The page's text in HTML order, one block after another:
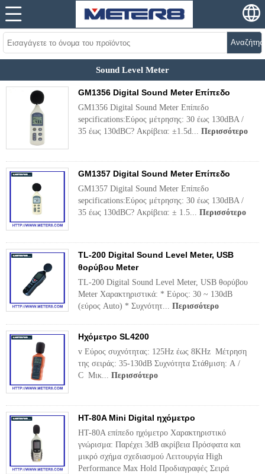
Sound Level Meter
GM1356 Digital Sound Meter Επίπεδο
GM1356 Digital Sound Meter Επίπεδο
sepcifications:Εύρος μέτρησης: 30 έως 130dBA /
35 έως 130dBC? Ακρίβεια: ±1.5d... Περισσότερο
GM1357 Digital Sound Meter Επίπεδο
GM1357 Digital Sound Meter Επίπεδο
sepcifications:Εύρος μέτρησης: 30 έως 130dBA /
35 έως 130dBC? Ακρίβεια: ± 1.5... Περισσότερο
TL-200 Digital Sound Level Meter, USB
θορύβου Meter
TL-200 Digital Sound Level Meter, USB θορύβου
Meter Χαρακτηριστικά: * Εύρος: 30 ~ 130dB
(εύρος Auto) * Συχνότητ... Περισσότερο
Ηχόμετρο SL4200
v Εύρος συχνότητας: 125Hz έως 8KHz Μέτρηση
της σειράς: 35-130dB Συχνότητα Στάθμιση: A /
C Μικ... Περισσότερο
HT-80A Mini Digital ηχόμετρο
HT-80A επίπεδο ηχόμετρο Χαρακτηριστικό
γνώρισμα: Παρέχει 3dB ακρίβεια Πρόσφατα και
μικρό σχήμα σχεδιασμού Λειτουργία High
Performance Max Hold Προδιαγραφές Σειρά